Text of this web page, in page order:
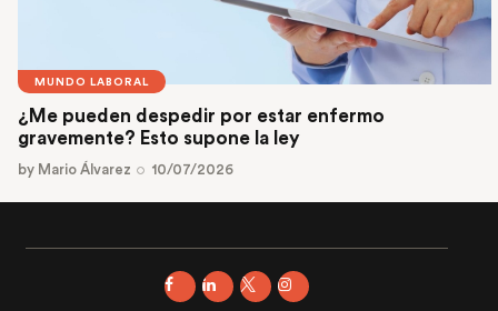
MUNDO LABORAL
¿Me pueden despedir por estar enfermo
gravemente? Esto supone la ley
by Mario Álvarez 10/07/2026